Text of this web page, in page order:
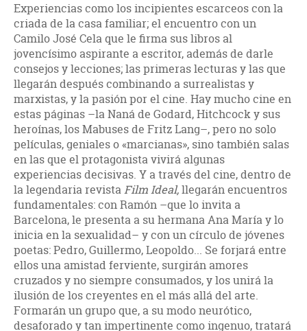
Experiencias como los incipientes escarceos con la
criada de la casa familiar; el encuentro con un
Camilo José Cela que le firma sus libros al
jovencísimo aspirante a escritor, además de darle
consejos y lecciones; las primeras lecturas y las que
llegarán después combinando a surrealistas y
marxistas, y la pasión por el cine. Hay mucho cine en
estas páginas –la Naná de Godard, Hitchcock y sus
heroínas, los Mabuses de Fritz Lang–, pero no solo
películas, geniales o «marcianas», sino también salas
en las que el protagonista vivirá algunas
experiencias decisivas. Y a través del cine, dentro de
la legendaria revistaFilm Ideal,llegarán encuentros
fundamentales: con Ramón –que lo invita a
Barcelona, le presenta a su hermana Ana María y lo
inicia en la sexualidad– y con un círculo de jóvenes
poetas: Pedro, Guillermo, Leopoldo... Se forjará entre
ellos una amistad ferviente, surgirán amores
cruzados y no siempre consumados, y los unirá la
ilusión de los creyentes en el más allá del arte.
Formarán un grupo que, a su modo neurótico,
desaforado y tan impertinente como ingenuo, tratará